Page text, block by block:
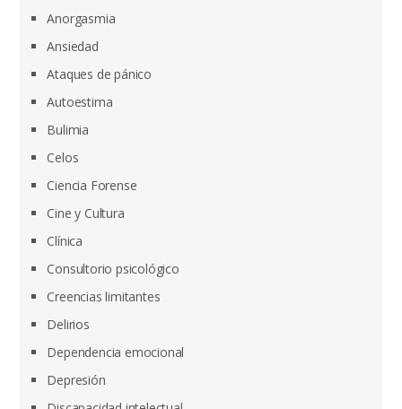
Anorgasmia
Ansiedad
Ataques de pánico
Autoestima
Bulimia
Celos
Ciencia Forense
Cine y Cultura
Clínica
Consultorio psicológico
Creencias limitantes
Delirios
Dependencia emocional
Depresión